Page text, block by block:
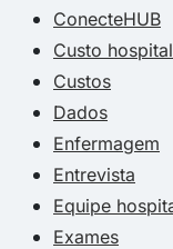
ConecteHUB
Custo
Custos
Dados
Enfermagem
Entrevista
Equipe
Exames